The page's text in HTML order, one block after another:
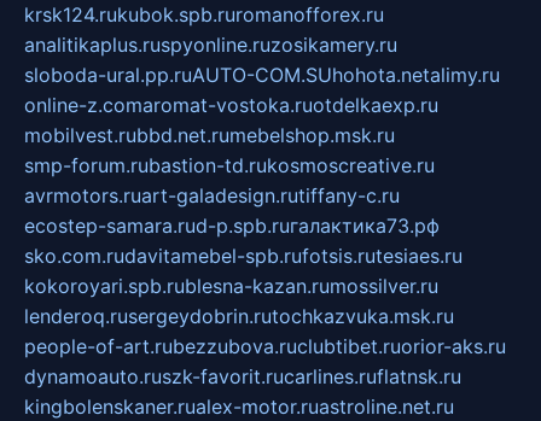
krsk124.rukubok.spb.ruromanofforex.ru
analitikaplus.ruspyonline.ruzosikamery.ru
sloboda-ural.pp.ruAUTO-COM.SUhohota.netalimy.ru
online-z.comaromat-vostoka.ruotdelkaexp.ru
mobilvest.rubbd.net.rumebelshop.msk.ru
smp-forum.rubastion-td.rukosmoscreative.ru
avrmotors.ruart-galadesign.rutiffany-c.ru
ecostep-samara.rud-p.spb.ruгалактика73.рф
sko.com.rudavitamebel-spb.rufotsis.rutesiaes.ru
kokoroyari.spb.rublesna-kazan.rumossilver.ru
lenderoq.rusergeydobrin.rutochkazvuka.msk.ru
people-of-art.rubezzubova.ruclubtibet.ruorior-aks.ru
dynamoauto.ruszk-favorit.rucarlines.ruflatnsk.ru
kingbolenskaner.rualex-motor.ruastroline.net.ru